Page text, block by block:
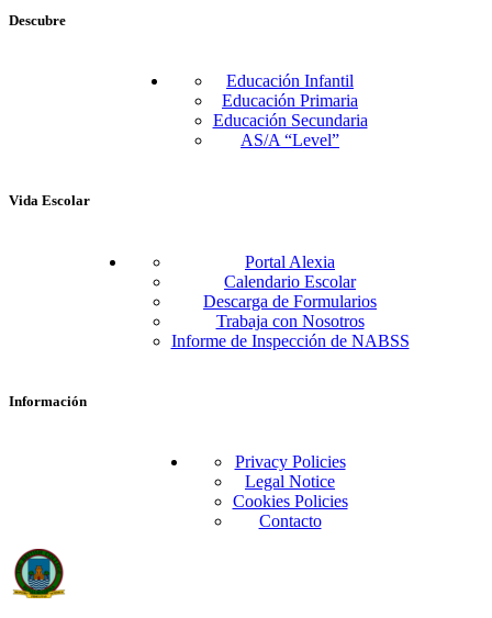
Descubre
Educación Infantil
Educación Primaria
Educación Secundaria
AS/A “Level”
Vida Escolar
Portal Alexia
Calendario Escolar
Descarga de Formularios
Trabaja con Nosotros
Informe de Inspección de NABSS
Información
Privacy Policies
Legal Notice
Cookies Policies
Contacto